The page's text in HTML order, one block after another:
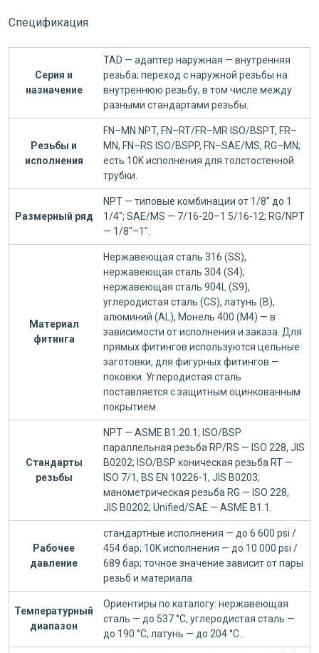
Спецификация
Серия и
назначение
TAD — адаптер наружная — внутренняя
резьба; переход с наружной резьбы на
внутреннюю резьбу, в том числе между
разными стандартами резьбы.
Резьбы и
исполнения
FN–MN NPT, FN–RT/FR–MR ISO/BSPT, FR–
MN, FN–RS ISO/BSPP, FN–SAE/MS, RG–MN;
есть 10K исполнения для толстостенной
трубки.
Размерный ряд
NPT — типовые комбинации от 1/8" до 1
1/4"; SAE/MS — 7/16-20–1 5/16-12; RG/NPT
— 1/8"–1".
Материал
фитинга
Нержавеющая сталь 316 (SS),
нержавеющая сталь 304 (S4),
нержавеющая сталь 904L (S9),
углеродистая сталь (CS), латунь (B),
алюминий (AL), Монель 400 (M4) — в
зависимости от исполнения и заказа. Для
прямых фитингов используются цельные
заготовки, для фигурных фитингов —
поковки. Углеродистая сталь
поставляется с защитным оцинкованным
покрытием.
Стандарты
резьбы
NPT — ASME B1.20.1; ISO/BSP
параллельная резьба RP/RS — ISO 228, JIS
B0202; ISO/BSP коническая резьба RT —
ISO 7/1, BS EN 10226-1, JIS B0203;
манометрическая резьба RG — ISO 228,
JIS B0202; Unified/SAE — ASME B1.1.
Рабочее
давление
стандартные исполнения — до 6 600 psi /
454 бар; 10K исполнения — до 10 000 psi /
689 бар; точное значение зависит от пары
резьб и материала.
Температурный
диапазон
Ориентиры по каталогу: нержавеющая
сталь — до 537 °C, углеродистая сталь —
до 190 °C, латунь — до 204 °C.